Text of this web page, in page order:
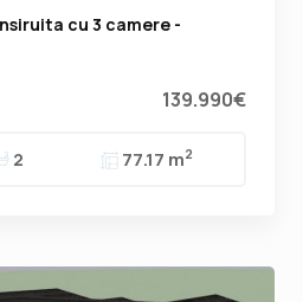
cu 3 camere -
139.990€
2 77.17 m2